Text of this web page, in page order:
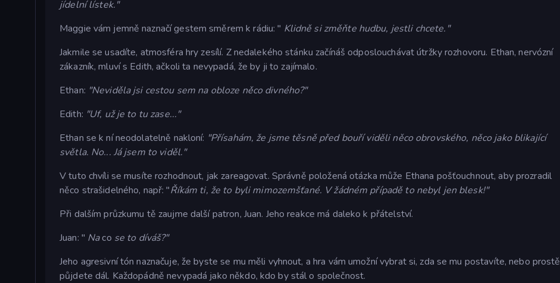
jídelní lístek."
Maggie vám jemně naznačí gestem směrem k rádiu: " Klidně si změňte hudbu, jestli chcete."
Jakmile se usadíte, atmosféra hry zesílí. Z nedalekého stánku začínáš odposlouchávat útržky rozhovoru. Ethan, nervózní
zákazník, mluví s Edith, ačkoli ta nevypadá, že by ji to zajímalo.
Ethan: "Neviděla jsi cestou sem na obloze něco divného?"
Edith: "Uf, už je to tu zase..."
Ethan se k ní neodolatelně nakloní: "Přísahám, že jsme těsně před bouří viděli něco obrovského, něco jako blikající
světla. No... Já jsem to viděl."
V tuto chvíli se musíte rozhodnout, jak zareagovat. Správně položená otázka může Ethana pošťouchnout, aby prozradil
něco strašidelného, např: "Říkám ti, že to byli mimozemšťané. V žádném případě to nebyl jen blesk!"
Při dalším průzkumu tě zaujme další patron, Juan. Jeho reakce má daleko k přátelství.
Juan: " Naco se to díváš?"
Jeho agresivní tón naznačuje, že byste se mu měli vyhnout, a hra vám umožní vybrat si, zda se mu postavíte, nebo prostě
půjdete dál. Každopádně nevypadá jako někdo, kdo by stál o společnost.